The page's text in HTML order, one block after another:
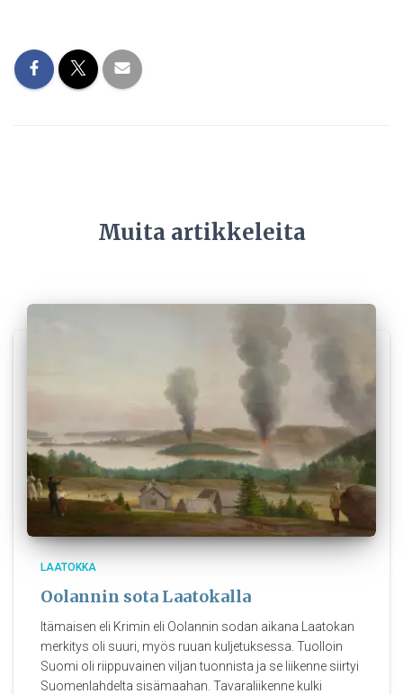
Muita artikkeleita
LAATOKKA
Oolannin sota Laatokalla
Itämaisen eli Krimin eli Oolannin sodan aikana Laatokan
merkitys oli suuri, myös ruuan kuljetuksessa. Tuolloin
Suomi oli riippuvainen viljan tuonnista ja se liikenne siirtyi
Suomenlahdelta sisämaahan. Tavaraliikenne kulki